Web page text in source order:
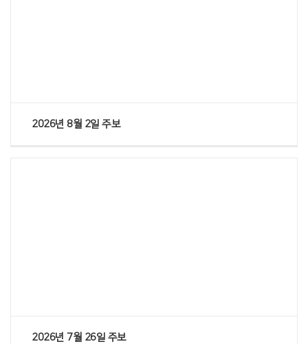
2026년 8월 2일 주보
2026년 7월 26일 주보